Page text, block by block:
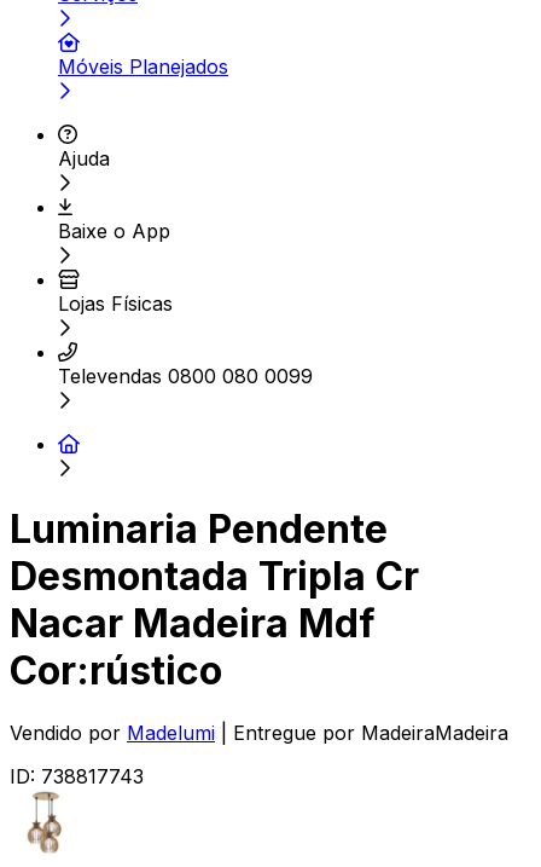
Móveis Planejados
Ajuda
Baixe o App
Lojas Físicas
Televendas 0800 080 0099
Luminaria Pendente
Desmontada Tripla Cr
Nacar Madeira Mdf
Cor:rústico
Vendido por Madelumi | Entregue por MadeiraMadeira
ID: 738817743